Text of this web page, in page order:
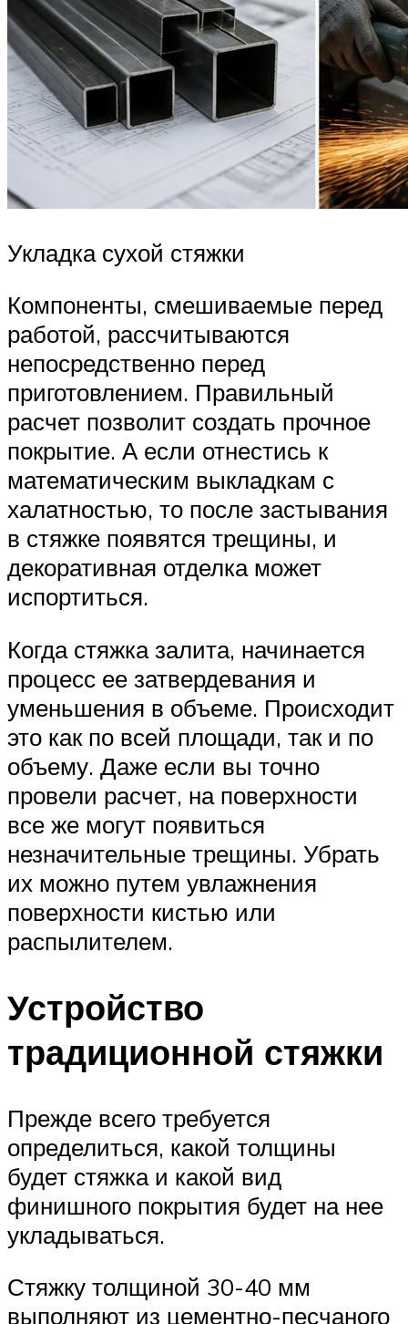
Укладка сухой стяжки
Компоненты, смешиваемые перед
работой, рассчитываются
непосредственно перед
приготовлением. Правильный
расчет позволит создать прочное
покрытие. А если отнестись к
математическим выкладкам с
халатностью, то после застывания
в стяжке появятся трещины, и
декоративная отделка может
испортиться.
Когда стяжка залита, начинается
процесс ее затвердевания и
уменьшения в объеме. Происходит
это как по всей площади, так и по
объему. Даже если вы точно
провели расчет, на поверхности
все же могут появиться
незначительные трещины. Убрать
их можно путем увлажнения
поверхности кистью или
распылителем.
Устройство
традиционной стяжки
Прежде всего требуется
определиться, какой толщины
будет стяжка и какой вид
финишного покрытия будет на нее
укладываться.
Стяжку толщиной 30-40 мм
выполняют из цементно-песчаного